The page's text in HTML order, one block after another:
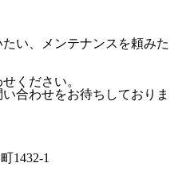
い、メンテナンスを頼みた
ください。
合わせをお待ちしておりま
1432-1